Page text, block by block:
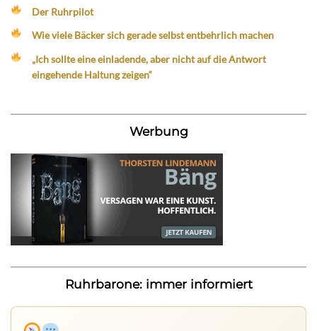
Der Ruhrpilot
Wie viele Bäcker sich gerade selbst entbehrlich machen
„Ich sollte eine einladende, aber nicht auf die Antwort
eingehende Haltung zeigen“
Werbung
Ruhrbarone: immer informiert